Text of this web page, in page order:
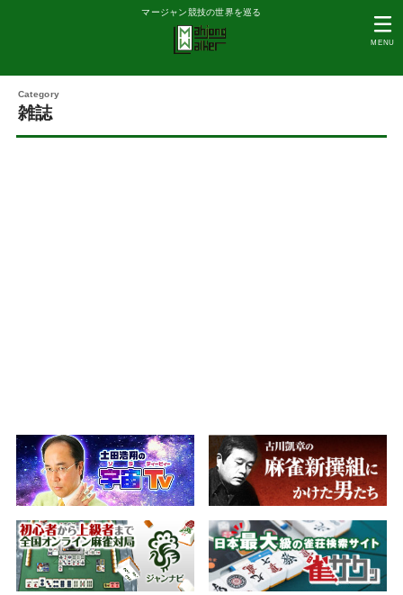
マージャン競技の世界を巡る
MENU
雑誌